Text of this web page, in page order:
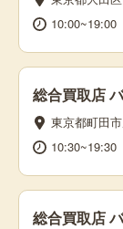
10:00~19:00
総合買取店
東京都町田
10:30~19:30
総合買取店